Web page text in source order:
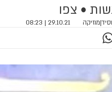
• צפו
|מוזיקה 29.10.21 | 08:23